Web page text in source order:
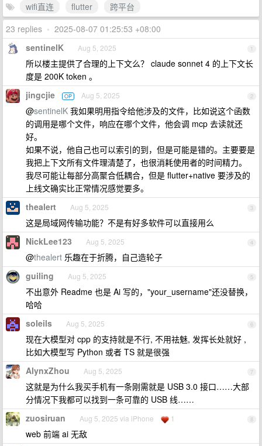
wifi直连
flutter
跨平台
23 replies • 2025-08-07 01:25:53 +08:00
1
sentinelK Aug 5, 2025
所以楼主提供了合理的上下文么？ claude sonnet 4 的上下文长
度是 200K token 。
2
jingcjie OP Aug 5, 2025
@sentinelK 我如果明用指令给他涉及的文件，比如说这个函数
的调用是哪个文件，响应在哪个文件，他会调 mcp 去读就还
好。
如果不说，他自己也可以索引的到，但是可能是错的。主要要是
我把上下文所有文件理清楚了，也很消耗使用者的时间精力。
我尽可能让每部分高聚合低耦合，但是 flutter+native 要涉及的
上线文确实比正常情况感觉要多。
3
thealert Aug 5, 2025
这是局域网传输功能？不是有好多软件可以直接用么
4
NickLee123 Aug 5, 2025
@thealert 乐趣在于折腾，自己造轮子
5
guiling Aug 5, 2025
不出意外 Readme 也是 Ai 写的，"your_username"还没替换，
哈哈
6
soleils Aug 5, 2025
现在大模型对 cpp 的支持就是不行, 不用祛魅, 发挥长处就好 ,
比如大模型写 Python 或者 TS 就是很强
7
AlynxZhou Aug 5, 2025
这就是为什么我买手机有一条刚需就是 USB 3.0 接口……大部
分情况下我都可以找到一条可靠的 USB 线……
8
zuosiruan Aug 5, 2025 via iPhone 1
web 前端 ai 无敌